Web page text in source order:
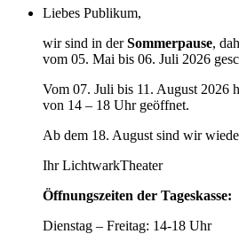
Liebes Publikum,
wir sind in derSommerpause,
vom 05. Mai bis 06. Juli 2026
Vom 07. Juli bis 11. August 2026
von 14 – 18 Uhr geöffnet.
Ab dem 18. August sind wir
Ihr LichtwarkTheater
Öffnungszeiten der Tageskasse:
Dienstag – Freitag: 14-18 Uhr